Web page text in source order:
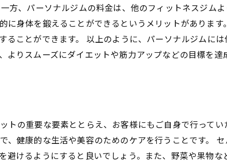
方、パーソナルジムの料金は、他のフィットネスジム
に身体を鍛えることができるというメリットがありま
ことができます。 以上のように、パーソナルジムに
りスムーズにダイエットや筋力アップなどの目標を達
トの重要な要素ととらえ、お客様にもご自身で行って
、健康的な生活や美容のためのケアを行うことです。
避けるようにすると良いでしょう。また、野菜や果物